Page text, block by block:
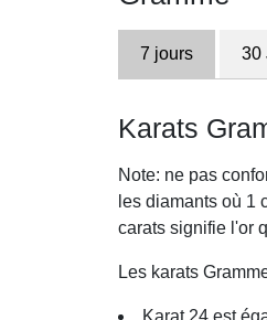
7 jours 30
Karats
Note: ne pas
les diamants où 1
carats signifie l'or
Les karats
Karat 24 est